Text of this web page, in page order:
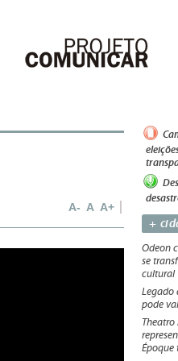
A- A A+
+
Odeon
se
cultural
Legado
pode
Époque